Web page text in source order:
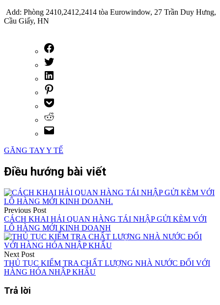
Add: Phòng 2410,2412,2414 tòa Eurowindow, 27 Trần Duy Hưng,
Cầu Giấy, HN
GĂNG TAY Y TẾ
Điều hướng bài viết
Previous Post
CÁCH KHAI HẢI QUAN HÀNG TÁI NHẬP GỬI KÈM VỚI
LÔ HÀNG MỚI KINH DOANH
Next Post
THỦ TỤC KIỂM TRA CHẤT LƯỢNG NHÀ NƯỚC ĐỐI VỚI
HÀNG HÓA NHẬP KHẨU
Trả lời